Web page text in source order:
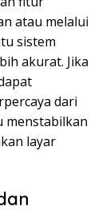
atau melalui
sistem
akurat. Jika
dari
menstabilkan
layar